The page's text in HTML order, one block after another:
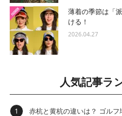
薄着の季節は「
ける！
2026.04.27
人気記事ラ
赤杭と黄杭の違いは？ ゴル